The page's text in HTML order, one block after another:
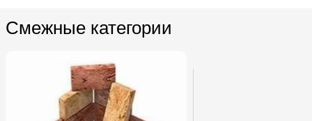
Смежные категории